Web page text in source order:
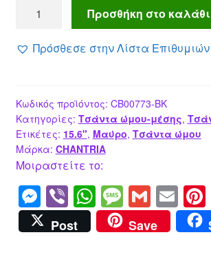
γυναικεία
τσάντα
ώμου
15.6",
4L,
μαύρη
ποσότητα
Προσθήκη στο καλάθι
Πρόσθεσε στην Λίστα Επιθυμιών
Κωδικός προϊόντος: CB00773-BK
Κατηγορίες: Τσάντα ώμου-μέσης,
Ετικέτες: 15.6", Μαύρο, Τσάντα ώμου
Μάρκα: CHANTRIA
Μοιραστείτε το:
M
e
ss
Vi
b
er
W
h
at
M
e
ss
G
m
ail
E
m
ail
Post Save